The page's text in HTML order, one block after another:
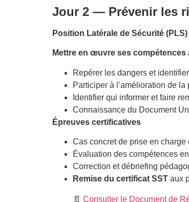
Jour 2 — Prévenir les
Position Latérale de Sécurité (PLS)
Mettre en œuvre ses
Repérer les dangers et
Participer à l’amélioration de
Identifier qui informer et faire
Connaissance du Document
Épreuves certificatives
Cas concret de prise en charge
Évaluation des compétences
Correction et débriefing
Remise du certificat SST aux
📄 Consulter le Document de